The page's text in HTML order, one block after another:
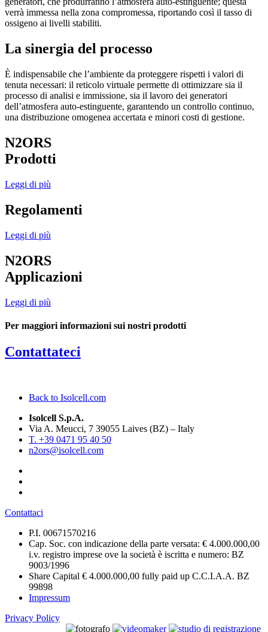
verrà immessa nella zona compromessa, riportando così il tasso di
ossigeno ai livelli stabiliti.
La sinergia del processo
È indispensabile che l’ambiente da proteggere rispetti i valori di
tenuta necessari: il reticolo virtuale permette di ottimizzare sia il
processo di analisi e immissione, sia il lavoro dei generatori
dell’atmosfera auto-estinguente, garantendo un controllo continuo,
una distribuzione omogenea accertata e minori costi di gestione.
N2ORS
Prodotti
Leggi di più
Regolamenti
Leggi di più
N2ORS
Applicazioni
Leggi di più
Per maggiori informazioni sui nostri prodotti
Contattateci
Back to Isolcell.com
Isolcell S.p.A.
Via A. Meucci, 7 39055 Laives (BZ) – Italy
T. +39 0471 95 40 50
n2ors@isolcell.com
Contattaci
P.I. 00671570216
Cap. Soc. con indicazione della parte versata: € 4.000.000,00
i.v. registro imprese ove la società è iscritta e numero: BZ
9003/1996
Share Capital € 4.000.000,00 fully paid up C.C.I.A.A. BZ
99898
Impressum
Privacy Policy